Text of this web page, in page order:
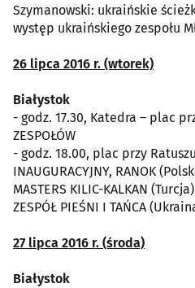
Szymanowski: ukraińskie
występ ukraińskiego zespołu
26 lipca 2016 r. (wtorek)
Białystok
- godz. 17.30, Katedra – plac
ZESPOŁÓW
- godz. 18.00, plac przy Ratuszu
INAUGURACYJNY, RANOK
MASTERS KILIC-KALKAN
ZESPÓŁ PIEŚNI I TAŃCA
27 lipca 2016 r. (środa)
Białystok